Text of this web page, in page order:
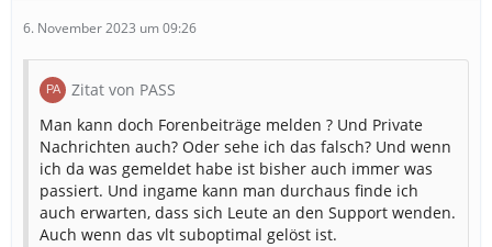
6. November 2023 um 09:26
Zitat von PASS
Man kann doch Forenbeiträge melden ? Und Private
Nachrichten auch? Oder sehe ich das falsch? Und wenn
ich da was gemeldet habe ist bisher auch immer was
passiert. Und ingame kann man durchaus finde ich
auch erwarten, dass sich Leute an den Support wenden.
Auch wenn das vlt suboptimal gelöst ist.